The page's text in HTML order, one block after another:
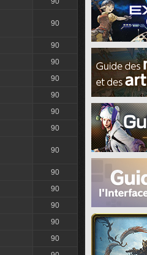
90
90
90
90
90
90
90
90
90
90
90
90
90